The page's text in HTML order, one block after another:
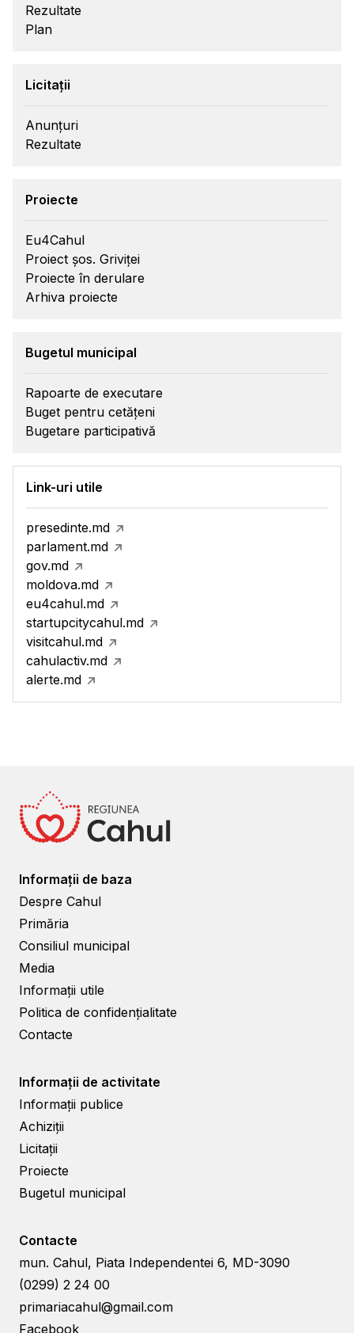
Rezultate
Plan
Licitații
Anunțuri
Rezultate
Proiecte
Eu4Cahul
Proiect șos. Griviței
Proiecte în derulare
Arhiva proiecte
Bugetul municipal
Rapoarte de executare
Buget pentru cetățeni
Bugetare participativă
Link-uri utile
presedinte.md
parlament.md
gov.md
moldova.md
eu4cahul.md
startupcitycahul.md
visitcahul.md
cahulactiv.md
alerte.md
Informații de baza
Despre Cahul
Primăria
Consiliul municipal
Media
Informații utile
Politica de confidențialitate
Contacte
Informații de activitate
Informații publice
Achiziții
Licitații
Proiecte
Bugetul municipal
Contacte
mun. Cahul, Piata Independentei 6, MD-3090
(0299) 2 24 00
primariacahul@gmail.com
Facebook